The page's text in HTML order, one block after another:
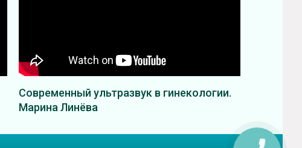
Современный ультразвук в гинекологии.
Марина Линёва